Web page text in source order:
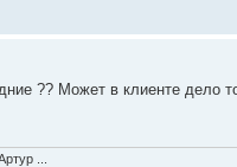
?? Может в клиенте дело
...